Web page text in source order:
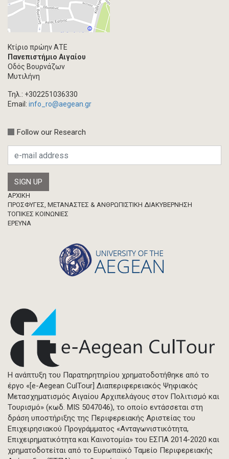
Κτίριο πρώην ΑΤΕ
Πανεπιστήμιο Αιγαίου
Οδός Βουρνάζων
Μυτιλήνη
Τηλ.: +302251036330
Email: info_ro@aegean.gr
Follow our Research
Footer
ΑΡΧΙΚΗ
ΠΡΟΣΦΥΓΕΣ, ΜΕΤΑΝΑΣΤΕΣ & ΑΝΘΡΩΠΙΣΤΙΚΗ ΔΙΑΚΥΒΕΡΝΗΣΗ
ΤΟΠΙΚΕΣ ΚΟΙΝΩΝΙΕΣ
ΈΡΕΥΝΑ
Η ανάπτυξη του Παρατηρητηρίου χρηματοδοτήθηκε από το
έργο «[e-Aegean CulTour] Διαπεριφερειακός Ψηφιακός
Μετασχηματισμός Αιγαίου Αρχιπελάγους στον Πολιτισμό και
Τουρισμό» (κωδ. MIS 5047046), το οποίο εντάσσεται στη
δράση υποστήριξης της Περιφερειακής Αριστείας του
Επιχειρησιακού Προγράμματος «Ανταγωνιστικότητα,
Επιχειρηματικότητα και Καινοτομία» του ΕΣΠΑ 2014-2020 και
χρηματοδοτείται από το Ευρωπαϊκό Ταμείο Περιφερειακής